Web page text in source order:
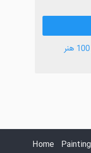
Home Painting